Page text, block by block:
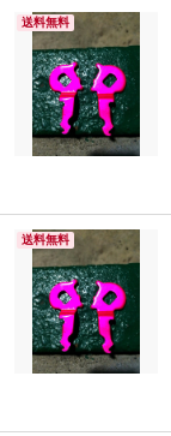
送料無料
送料無料